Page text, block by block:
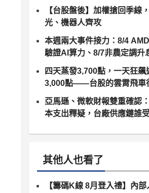
【台股盤後】加權搶回季線
光、機器人齊攻
本週兩大事件接力：8/4
驗證AI算力、8/7非農定調升
期，台股供應鏈誰卡位最佳？
四天蒸發3,700點，一天狂飆
3,000點——台股的雲霄飛車
亞馬遜、微軟財報雙重確認
本支出釋疑，台廠供應鏈誰
其他人也看了
【籌碼K線 8月登入禮】內